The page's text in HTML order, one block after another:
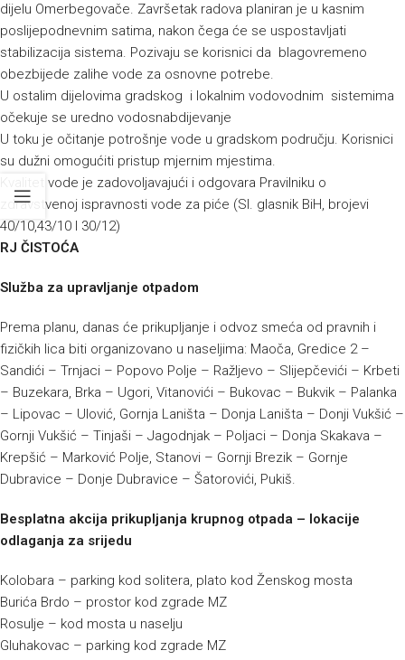
dijelu Omerbegovače. Završetak radova planiran je u kasnim
poslijepodnevnim satima, nakon čega će se uspostavljati
stabilizacija sistema. Pozivaju se korisnici da blagovremeno
obezbijede zalihe vode za osnovne potrebe.
U ostalim dijelovima gradskog i lokalnim vodovodnim sistemima
očekuje se uredno vodosnabdijevanje
U toku je očitanje potrošnje vode u gradskom području. Korisnici
su dužni omogućiti pristup mjernim mjestima.
Kvalitet vode je zadovoljavajući i odgovara Pravilniku o
zdravstvenoj ispravnosti vode za piće (Sl. glasnik BiH, brojevi
40/10,43/10 I 30/12)
RJ ČISTOĆA
Služba za upravljanje otpadom
Prema planu, danas će prikupljanje i odvoz smeća od pravnih i
fizičkih lica biti organizovano u naseljima: Maoča, Gredice 2 –
Sandići – Trnjaci – Popovo Polje – Ražljevo – Slijepčevići – Krbeti
– Buzekara, Brka – Ugori, Vitanovići – Bukovac – Bukvik – Palanka
– Lipovac – Ulović, Gornja Laništa – Donja Laništa – Donji Vukšić –
Gornji Vukšić – Tinjaši – Jagodnjak – Poljaci – Donja Skakava –
Krepšić – Marković Polje, Stanovi – Gornji Brezik – Gornje
Dubravice – Donje Dubravice – Šatorovići, Pukiš.
Besplatna akcija prikupljanja krupnog otpada – lokacije
odlaganja za srijedu
Kolobara – parking kod solitera, plato kod Ženskog mosta
Burića Brdo – prostor kod zgrade MZ
Rosulje – kod mosta u naselju
Gluhakovac – parking kod zgrade MZ